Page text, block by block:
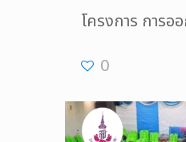
โครงการ การ
0